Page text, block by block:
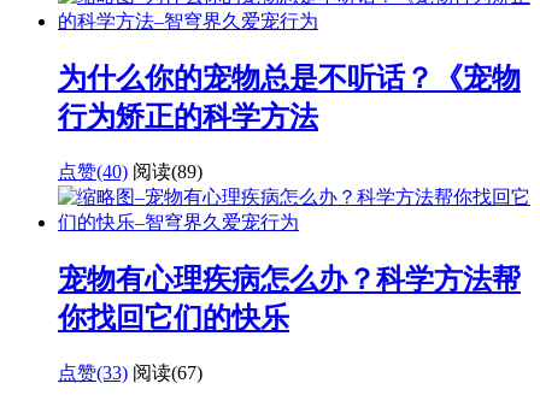
为什么你的宠物总是不听话？《宠物
行为矫正的科学方法
点赞(40) 阅读(89)
宠物有心理疾病怎么办？科学方法帮
你找回它们的快乐
点赞(33) 阅读(67)